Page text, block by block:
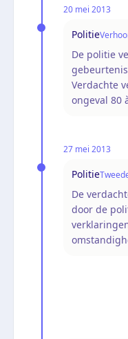
20 mei 2013
Politie
De politie
Verdachte
ongeval 80
27 mei 2013
Politie
De
door de